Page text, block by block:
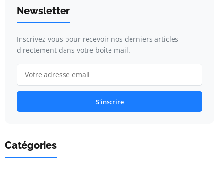
Newsletter
Inscrivez-vous pour recevoir nos derniers articles
directement dans votre boîte mail.
S'inscrire
Catégories